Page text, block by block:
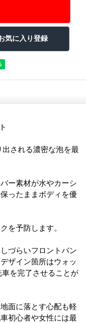
出される濃密な泡を最
ー素材が水やカーシ
ったままボディを優
を予防します。
づらいフロントバン
ザイン箇所はウォッ
を完了させることが
面に落とす心配も軽
初心者や女性には最